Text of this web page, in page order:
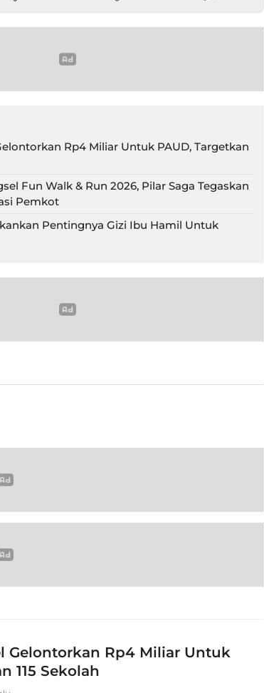
Rp4 Miliar Untuk PAUD, Targetkan
Fun Walk & Run 2026, Pilar Saga Tegaskan
Pemkot
Pentingnya Gizi Ibu Hamil Untuk
Gelontorkan Rp4 Miliar Untuk
115 Sekolah